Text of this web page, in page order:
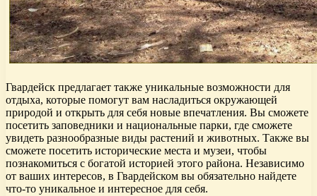
Гвардейск предлагает также уникальные возможности для
отдыха, которые помогут вам насладиться окружающей
природой и открыть для себя новые впечатления. Вы сможете
посетить заповедники и национальные парки, где сможете
увидеть разнообразные виды растений и животных. Также вы
сможете посетить исторические места и музеи, чтобы
познакомиться с богатой историей этого района. Независимо
от ваших интересов, в Гвардейском вы обязательно найдете
что-то уникальное и интересное для себя.